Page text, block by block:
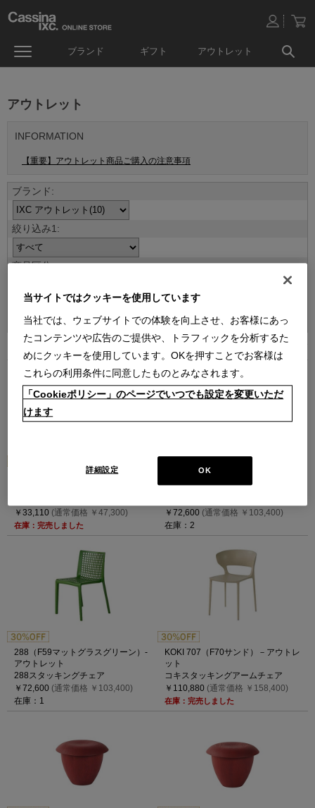
ブランド ギフト アウトレット
アウトレット
INFORMATION
【重要】アウトレット商品ご購入の注意事項
並べ替え：
10
HOLM（F38タートルグレー）4本
￥33,110 (通常価格 ￥47,300)
在庫：完売しました
ウトレット
￥72,600 (通常価格 ￥103,400)
在庫：2
288（F59マットグラスグリーン）-
アウトレット
288スタッキングチェア
￥72,600 (通常価格 ￥103,400)
在庫：1
KOKI 707（F70サンド）－アウトレ
ット
コキスタッキングアームチェア
￥110,880 (通常価格 ￥158,400)
在庫：完売しました
当サイトではクッキーを使用しています
当社では、ウェブサイトでの体験を向上させ、お客様にあっ
たコンテンツや広告のご提供や、トラフィックを分析するた
めにクッキーを使用しています。OKを押すことでお客様は
これらの利用条件に同意したものとみなされます。
「Cookieポリシー」のページでいつでも設定を変更いただ
けます
OK
詳細設定